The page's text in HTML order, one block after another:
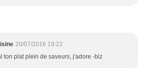
20/07/2016 19:22
ton plat plein de saveurs, j'adore -biz